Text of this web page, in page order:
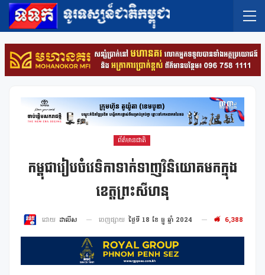
ព័ត៌មានជាតិ
កម្ពុជារៀបចំវេទិកាទាក់ទាញវិនិយោគមកក្នុង
ខេត្តព្រះសីហនុ
ដោយ ដាលីស ចេញផ្សាយ ថ្ងៃទី 18 ខែ ធ្នូ ឆ្នាំ 2024 6,388